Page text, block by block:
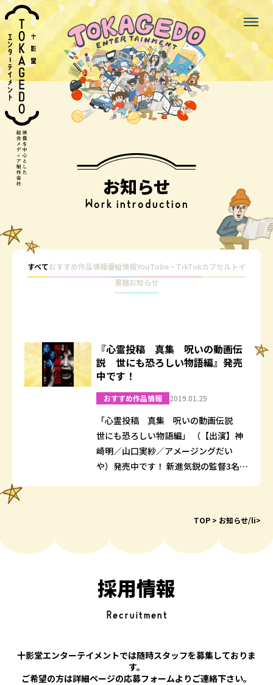
お知らせ
Work introduction
すべておすすめ作品情報番組情報YouTube・TikTokカプセルトイ
書籍お知らせ
『心霊投稿 真集 呪いの動画伝
説 世にも恐ろしい物語編』発売
中です！
おすすめ作品情報 2019.01.25
「心霊投稿 真集 呪いの動画伝説
世にも恐ろしい物語編」 （【出演】神
崎明／山口実紗／アメージングだい
や）発売中です！ 新進気鋭の監督3名の
TOP お知らせ/li>
採用情報
Recruitment
十影堂エンターテイメントでは随時スタッフを募集しておりま
す。
ご希望の方は詳細ページの応募フォームよりご連絡下さい。